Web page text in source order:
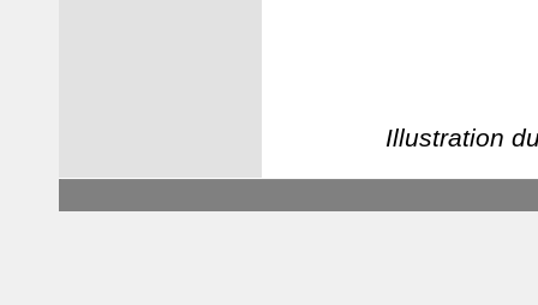
Illustration